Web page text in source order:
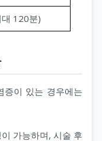
120분)
증이 있는 경우에는
가능하며, 시술 후